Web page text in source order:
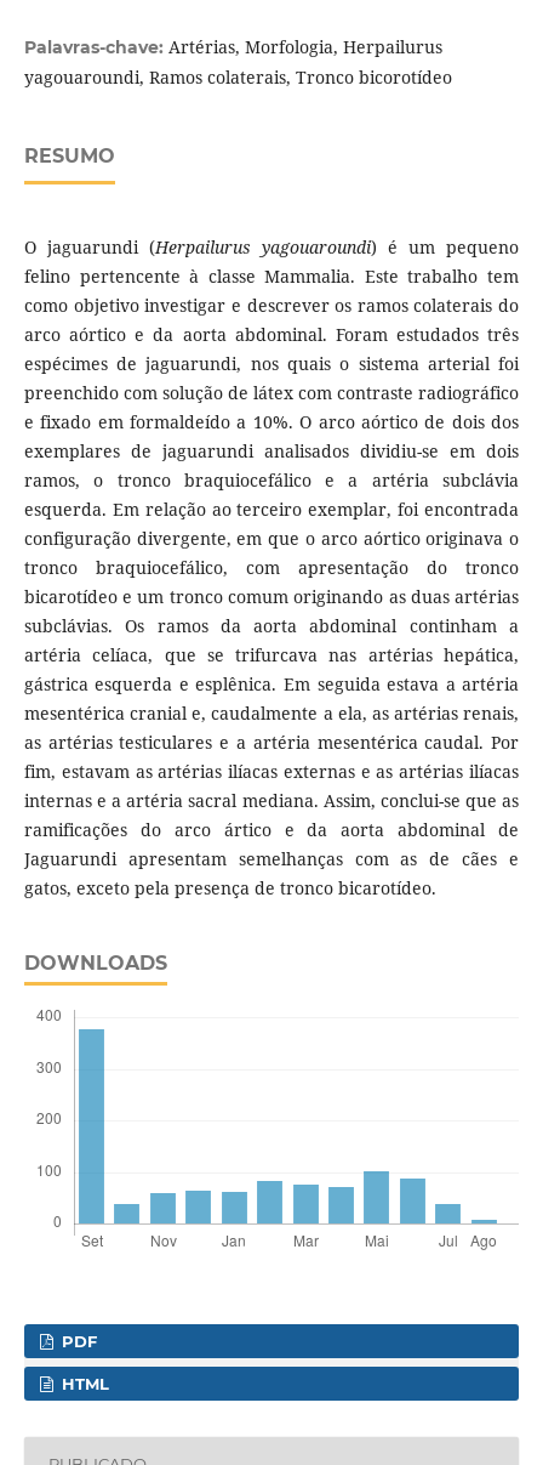
Palavras-chave: Artérias, Morfologia, Herpailurus
yagouaroundi, Ramos colaterais, Tronco bicorotídeo
RESUMO
O jaguarundi (Herpailurus yagouaroundi) é um pequeno
felino pertencente à classe Mammalia. Este trabalho tem
como objetivo investigar e descrever os ramos colaterais do
arco aórtico e da aorta abdominal. Foram estudados três
espécimes de jaguarundi, nos quais o sistema arterial foi
preenchido com solução de látex com contraste radiográfico
e fixado em formaldeído a 10%. O arco aórtico de dois dos
exemplares de jaguarundi analisados ​​dividiu-se em dois
ramos, o tronco braquiocefálico e a artéria subclávia
esquerda. Em relação ao terceiro exemplar, foi encontrada
configuração divergente, em que o arco aórtico originava o
tronco braquiocefálico, com apresentação do tronco
bicarotídeo e um tronco comum originando as duas artérias
subclávias. Os ramos da aorta abdominal continham a
artéria celíaca, que se trifurcava nas artérias hepática,
gástrica esquerda e esplênica. Em seguida estava a artéria
mesentérica cranial e, caudalmente a ela, as artérias renais,
as artérias testiculares e a artéria mesentérica caudal. Por
fim, estavam as artérias ilíacas externas e as artérias ilíacas
internas e a artéria sacral mediana. Assim, conclui-se que as
ramificações do arco ártico e da aorta abdominal de
Jaguarundi apresentam semelhanças com as de cães e
gatos, exceto pela presença de tronco bicarotídeo.
DOWNLOADS
PDF
HTML